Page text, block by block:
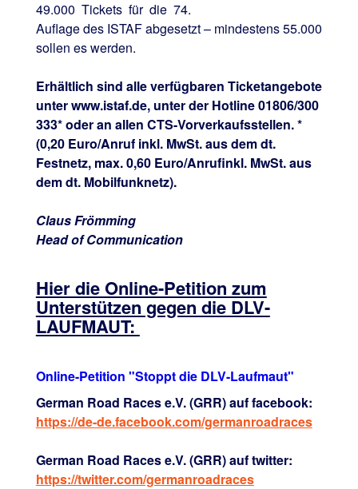
49.000 Tickets für die 74.
Auflage des ISTAF abgesetzt – mindestens 55.000
sollen es werden.
Erhältlich sind alle verfügbaren Ticketangebote
unter www.istaf.de, unter der Hotline 01806/300
333* oder an allen CTS-Vorverkaufsstellen. *
(0,20 Euro/Anruf inkl. MwSt. aus dem dt.
Festnetz, max. 0,60 Euro/Anrufinkl. MwSt. aus
dem dt. Mobilfunknetz).
Claus Frömming
Head of Communication
Hier die Online-Petition zum
Unterstützen gegen die DLV-
LAUFMAUT:
Online-Petition "Stoppt die DLV-Laufmaut"
German Road Races e.V. (GRR) auf facebook:
https://de-de.facebook.com/germanroadraces
German Road Races e.V. (GRR) auf twitter:
https://twitter.com/germanroadraces